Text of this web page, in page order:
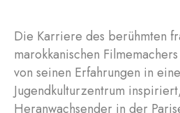
Die Karriere des berühmten
marokkanischen
von seinen Erfahrungen in
Jugendkulturzentrum
Heranwachsender in der